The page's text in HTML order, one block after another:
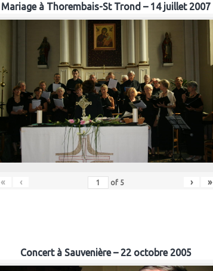
Mariage à Thorembais-St Trond – 14 juillet 2007
« ‹ of 5 › »
Concert à Sauvenière – 22 octobre 2005